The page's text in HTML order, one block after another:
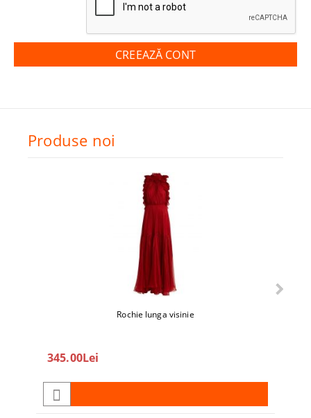
Produse noi
Rochie lunga visinie
345.00Lei